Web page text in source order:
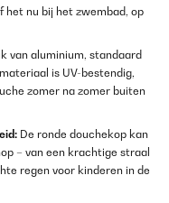
het nu bij het zwembad, op
van aluminium, standaard
is UV-bestendig,
zomer na zomer buiten
De ronde douchekop kan
– van een krachtige straal
regen voor kinderen in de